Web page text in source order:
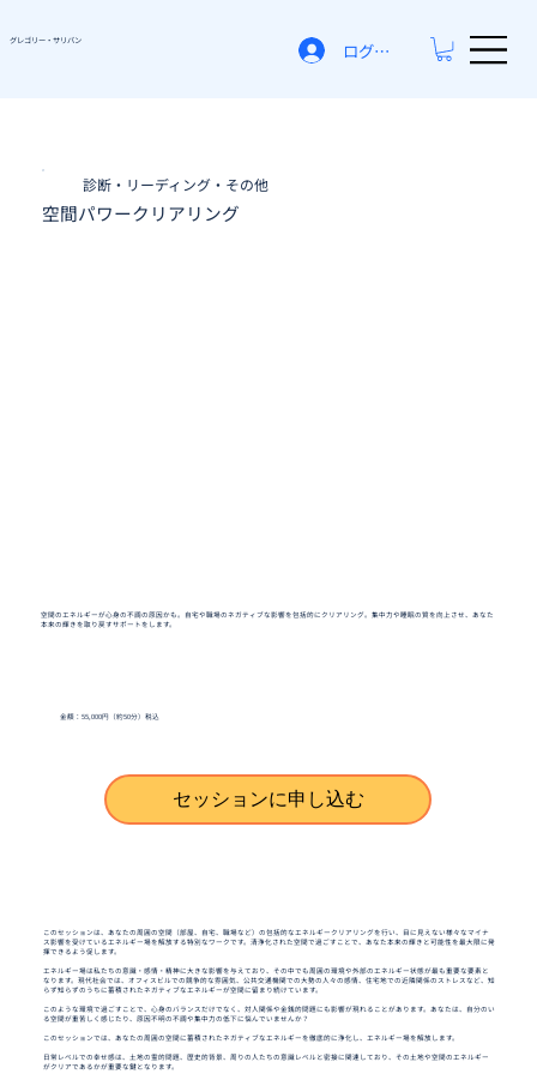
グレゴリー​・サリバン ログイン
診断・リーディング・その他
空間パワークリアリング
空間のエネルギーが心身の不調の原因かも。自宅や職場のネガティブな影響を包括的にクリアリング。集中力や睡眠の質を向上させ、あなた
本来の輝きを取り戻すサポートをします。
金額：55,000円（約50分）税込
セッションに申し込む
このセッションは、あなたの周囲の空間（部屋、自宅、職場など）の包括的なエネルギークリアリングを行い、目に見えない様々なマイナ
ス影響を受けているエネルギー場を解放する特別なワークです。清浄化された空間で過ごすことで、あなた本来の輝きと可能性を最大限に発
揮できるよう促します。
エネルギー場は私たちの意識・感情・精神に大きな影響を与えており、その中でも周囲の環境や外部のエネルギー状態が最も重要な要素と
なります。現代社会では、オフィスビルでの競争的な雰囲気、公共交通機関での大勢の人々の感情、住宅地での近隣関係のストレスなど、知
らず知らずのうちに蓄積されたネガティブなエネルギーが空間に留まり続けています。
このような環境で過ごすことで、心身のバランスだけでなく、対人関係や金銭的問題にも影響が現れることがあります。あなたは、自分のい
る空間が重苦しく感じたり、原因不明の不調や集中力の低下に悩んでいませんか？
このセッションでは、あなたの周囲の空間に蓄積されたネガティブなエネルギーを徹底的に浄化し、エネルギー場を解放します。
日常レベルでの幸せ感は、土地の霊的問題、歴史的背景、周りの人たちの意識レベルと密接に関連しており、その土地や空間のエネルギー
がクリアであるかが重要な鍵となります。